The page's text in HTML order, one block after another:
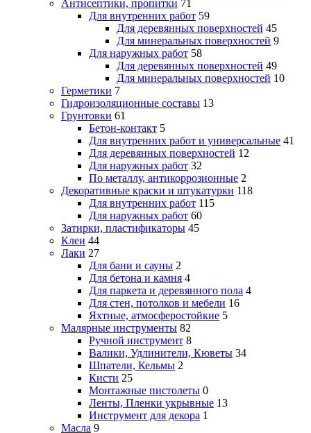
Антисептики, пропитки 71
Для внутренних работ 59
Для деревянных поверхностей 45
Для минеральных поверхностей 9
Для наружных работ 58
Для деревянных поверхностей 49
Для минеральных поверхностей 10
Герметики 7
Гидроизоляционные составы 13
Грунтовки 61
Бетон-контакт 5
Для внутренних работ и универсальные 41
Для деревянных поверхностей 12
Для наружных работ 32
По металлу, антикоррозионные 2
Декоративные краски и штукатурки 118
Для внутренних работ 115
Для наружных работ 60
Затирки, пластификаторы 45
Клеи 44
Лаки 27
Для бани и сауны 2
Для бетона и камня 4
Для паркета и деревянного пола 4
Для стен, потолков и мебели 16
Яхтные, атмосферостойкие 5
Малярные инструменты 82
Ручной инструмент 8
Валики, Удлинители, Кюветы 34
Шпатели, Кельмы 2
Кисти 25
Монтажные пистолеты 0
Ленты, Пленки укрывные 13
Инструмент для декора 1
Масла 9